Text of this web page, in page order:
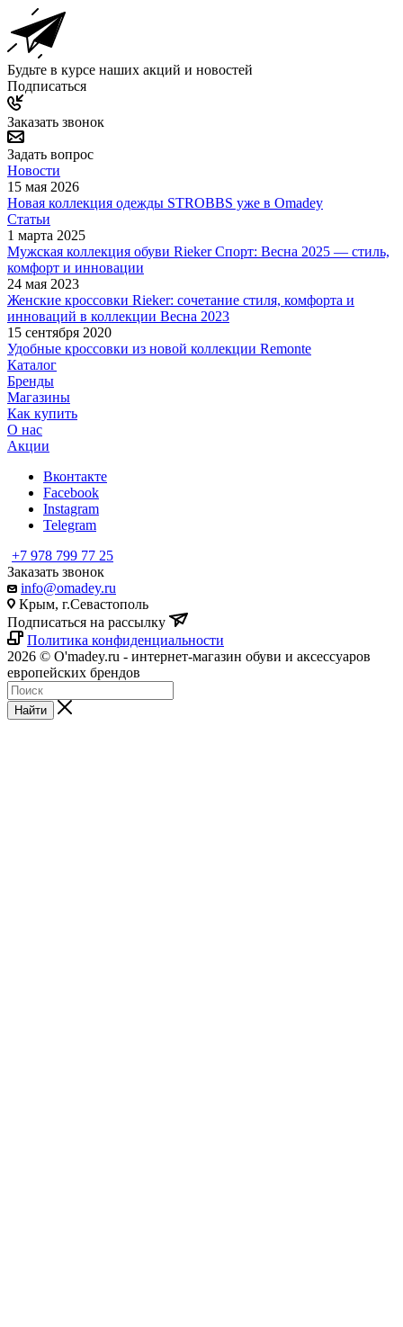
Будьте в курсе наших акций и новостей
Подписаться
Заказать звонок
Задать вопрос
Новости
15 мая 2026
Новая коллекция одежды STROBBS уже в Omadey
Статьи
1 марта 2025
Мужская коллекция обуви Rieker Спорт: Весна 2025 — стиль,
комфорт и инновации
24 мая 2023
Женские кроссовки Rieker: сочетание стиля, комфорта и
инноваций в коллекции Весна 2023
15 сентября 2020
Удобные кроссовки из новой коллекции Remonte
Каталог
Бренды
Магазины
Как купить
О нас
Акции
Вконтакте
Facebook
Instagram
Telegram
+7 978 799 77 25
Заказать звонок
info@omadey.ru
Крым, г.Севастополь
Подписаться на рассылку
Политика конфиденциальности
2026 © O'madey.ru - интернет-магазин обуви и аксессуаров
европейских брендов
Найти